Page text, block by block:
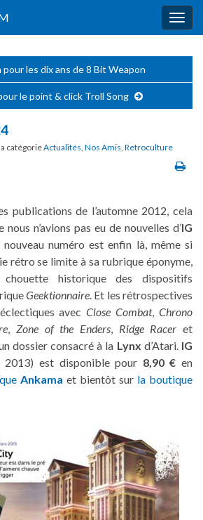
pour les dix ans de 8 Bit Weapon
le point & click Troll Song
catégorieActualités, Nos Amis, Retroculture
publications de l’automne 2012, cela
nous n’avions pas eu de nouvelles d’IG
numéro est enfin là, même si
rétro se limite à sa rubrique éponyme,
chouette historique des dispositifs
Geektionnaire. Et les rétrospectives
avecClose Combat, Chrono
,Zone of the Enders, Ridge Racer et
dossier consacré à la Lynx d’Atari. IG
2013) est disponible pour 8,90 € en
Ankama et bientôt sur la boutique